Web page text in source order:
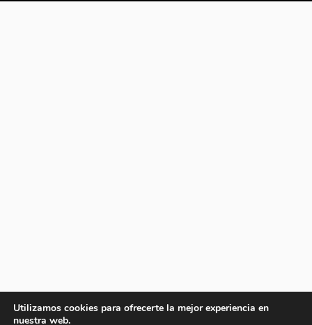
Utilizamos cookies para ofrecerte la mejor experiencia en
nuestra web.